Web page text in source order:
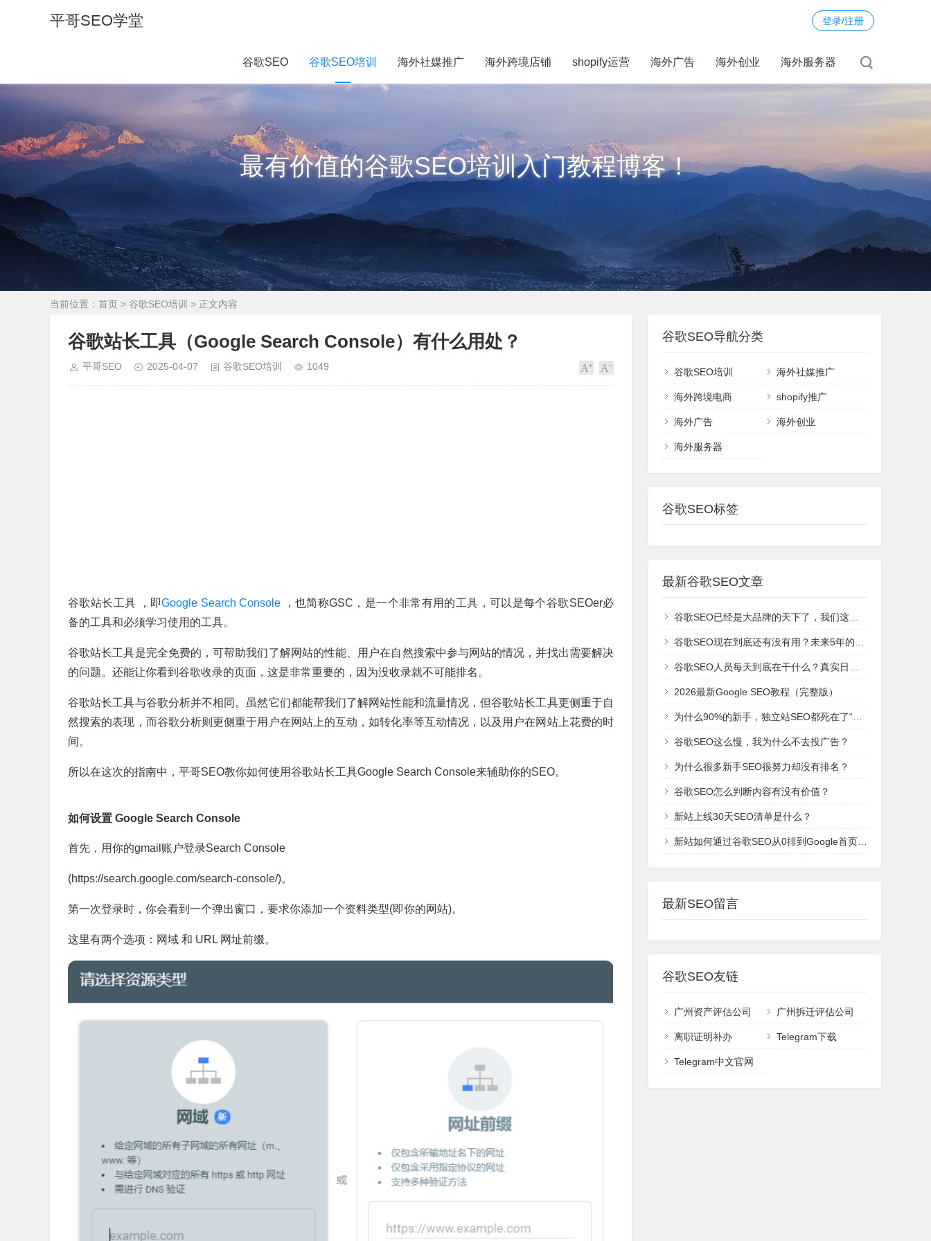
平哥SEO学堂 登录/注册
谷歌SEO 谷歌SEO培训 海外社媒推广 海外跨境店铺 shopify运营 海外广告 海外创业 海外服务器
最有价值的谷歌SEO培训入门教程博客！
当前位置： 首页 > 谷歌SEO培训 > 正文内容
谷歌站长工具（Google Search Console）有什么用处？
平哥SEO 2025-04-07 谷歌SEO培训 1049
谷歌站长工具 ，即Google Search Console ，也简称GSC，是一个非常有用的工具，可以是每个谷歌SEOer必
备的工具和必须学习使用的工具。
谷歌站长工具是完全免费的，可帮助我们了解网站的性能、用户在自然搜索中参与网站的情况，并找出需要解决
的问题。还能让你看到谷歌收录的页面，这是非常重要的，因为没收录就不可能排名。
谷歌站长工具与谷歌分析并不相同。虽然它们都能帮我们了解网站性能和流量情况，但谷歌站长工具更侧重于自
然搜索的表现，而谷歌分析则更侧重于用户在网站上的互动，如转化率等互动情况，以及用户在网站上花费的时
间。
所以在这次的指南中，平哥SEO教你如何使用谷歌站长工具Google Search Console来辅助你的SEO。
如何设置 Google Search Console
首先，用你的gmail账户登录Search Console
(https://search.google.com/search-console/)。
第一次登录时，你会看到一个弹出窗口，要求你添加一个资料类型(即你的网站)。
这里有两个选项：网域 和 URL 网址前缀。
谷歌SEO导航分类
谷歌SEO培训 海外社媒推广
海外跨境电商 shopify推广
海外广告 海外创业
海外服务器
谷歌SEO标签
最新谷歌SEO文章
谷歌SEO已经是大品牌的天下了，我们这些新网站还有机会吗？
谷歌SEO现在到底还有没有用？未来5年的趋势是什么？
谷歌SEO人员每天到底在干什么？真实日常工作！
2026最新Google SEO教程（完整版）
为什么90%的新手，独立站SEO都死在了“建站期”？
谷歌SEO这么慢，我为什么不去投广告？
为什么很多新手SEO很努力却没有排名？
谷歌SEO怎么判断内容有没有价值？
新站上线30天SEO清单是什么？
新站如何通过谷歌SEO从0排到Google首页呢？
最新SEO留言
谷歌SEO友链
广州资产评估公司 广州拆迁评估公司
离职证明补办 Telegram下载
Telegram中文官网